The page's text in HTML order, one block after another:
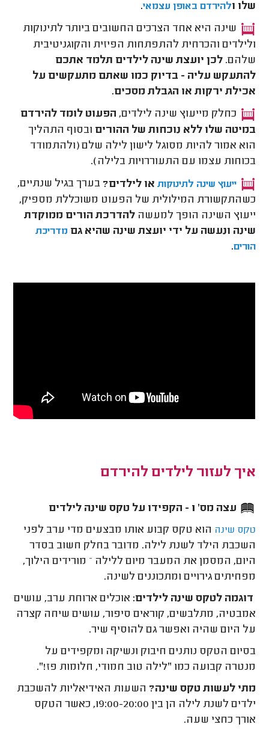
שלו ולהירדם באופן עצמאי.
שינה היא אחד הצרכים החשובים ביותר לתינוקות
ולילדים והכרחית להתפתחות הפיזית והקוגניטיבית
שלהם.לכן יועצת שינה לילדים תלמד אתכם
להתעקש עליה - בדיוק כמו שאתם מתעקשים על
אכילת ירקות או הגבלת מסכים.
כחלק מייעוץ שינה לילדים, הפעוט לומד להירדם
במיטה שלו ללא נוכחות של ההורים ובסוף התהליך
הוא אמור להיות מסוגל לישון לילה שלם (ולהתמודד
בכוחות עצמו עם התעוררויות בלילה).
ייעוץ שינה לתינוקות או לילדים? בערך בגיל שנתיים,
כשהתקשורת המילולית של הפעוט משוכללת מספיק,
ייעוץ השינה הופך למעשהלהדרכת הורים ממוקדת
שינה ונעשה על ידי יועצת שינה שהיא גם מדריכת
הורים.
איך לעזור לילדים להירדם
עצה מס' 1 - הקפידו על טקס שינה לילדים
טקס שינה הוא טקס קבוע אותו מבצעים מדי ערב לפני
השכבת הילד לשנת לילה. מדובר בחלק חשוב בסדר
היום, המסמן את המעבר מיום ללילה – מורידים הילוך,
מפחיתים גירויים ומתכוננים לשינה.
דוגמה לטקס שינה לילדים: אוכלים ארוחת ערב, עושים
אמבטיה, מתלבשים, קוראים סיפור, עושים שיחה קצרה
על היום שהיה ואפשר גם להוסיף שיר.
בסיום הטקס נותנים חיבוק ונשיקה ומקפידים על
מנטרה קבועה כמו "לילה טוב חמודי, חלומות פז!".
מתי לעשות טקס שינה? השעות האידיאליות להשכבת
ילדים לשנת לילה הן בין 19:00-20:00, כאשר הטקס
אורך כחצי שעה.